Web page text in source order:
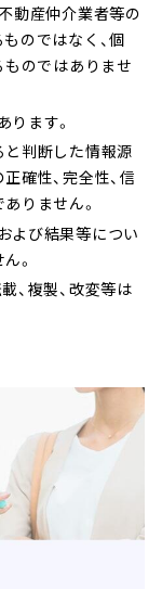
動産仲介業者等の
のではなく、個
ものではありませ
ます。
と判断した情報源
確性、完全性、信
りません。
よび結果等につい
。
、複製、改変等は